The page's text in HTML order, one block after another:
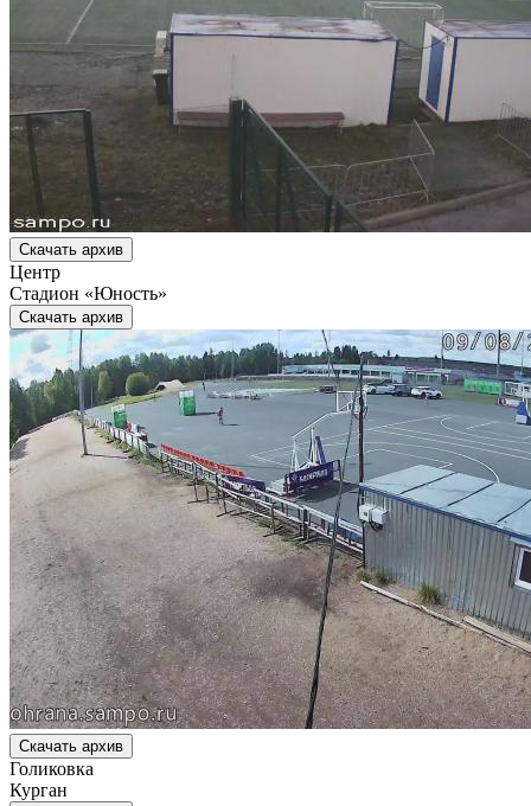
Скачать архив
Центр
Стадион «Юность»
Скачать архив
Скачать архив
Голиковка
Курган